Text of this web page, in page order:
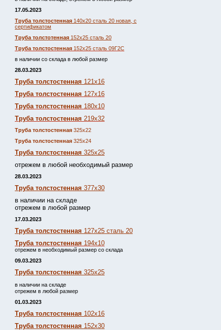
17.05.2023
Труба толстостенная 140х20 сталь 20 новая, с
сертификатом
Труба толстотенная 152х25 сталь 20
Труба толстостенная 152х25 сталь 09Г2С
в наличии со склада в любой размер
28.03.2023
Труба толстостенная 121х16
Труба толстостенная 127х16
Труба толстостенная 180х10
Труба толстостенная 219х32
Труба толстостенная 325х22
Труба толстостенная 325х24
Труба толстостенная 325х25
отрежем в любой необходимый размер
28.03.2023
Труба толстостенная 377х30
в наличии на складе
отрежем в любой размер
17.03.2023
Труба толстостенная 127х25 сталь 20
Труба толстостенная 194х10
отрежем в необходимый размер со склада
09.03.2023
Труба толстостенная 325х25
в наличии на складе
отрежем в любой размер
01.03.2023
Труба толстостенная 102х16
Труба толстостенная 152х30